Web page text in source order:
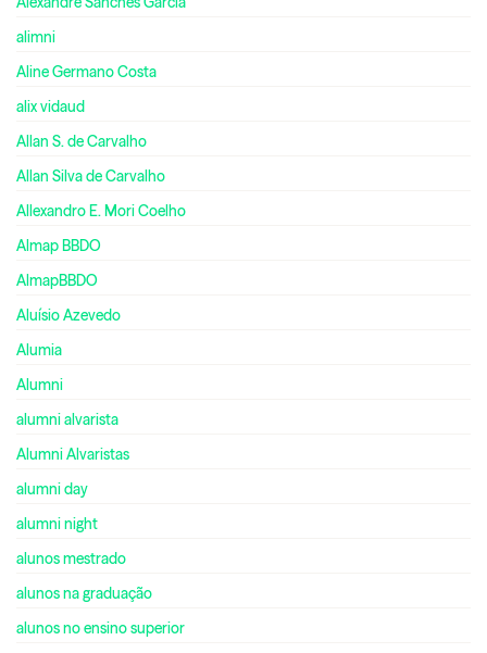
alimni
Aline Germano Costa
alix vidaud
Allan S. de Carvalho
Allan Silva de Carvalho
Allexandro E. Mori Coelho
Almap BBDO
AlmapBBDO
Aluísio Azevedo
Alumia
Alumni
alumni alvarista
Alumni Alvaristas
alumni day
alumni night
alunos mestrado
alunos na graduação
alunos no ensino superior